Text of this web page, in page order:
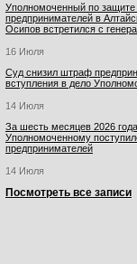
Уполномоченный по защите
предпринимателей в
Осипов встретился с
16 Июля
Суд снизил штраф
вступления в дело
14 Июля
За шесть месяцев 2026
Уполномоченному
предпринимателей
14 Июля
Посмотреть все записи